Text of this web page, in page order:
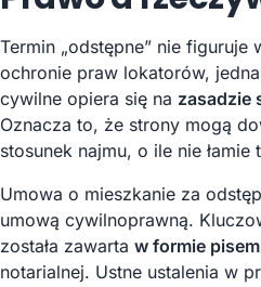
Termin „odstępne” nie figuruje
ochronie praw lokatorów,
cywilne opiera się na zasadzie
Oznacza to, że strony mogą
stosunek najmu, o ile nie
Umowa o mieszkanie za
umową cywilnoprawną.
została zawarta w formie
notarialnej. Ustne ustalenia w